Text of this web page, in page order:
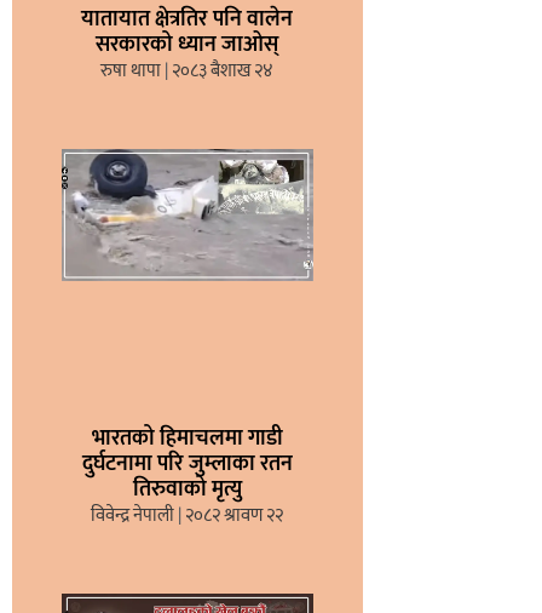
यातायात क्षेत्रतिर पनि वालेन
सरकारको ध्यान जाओस्
रुषा थापा २०८३ बैशाख २४
भारतको हिमाचलमा गाडी
दुर्घटनामा परि जुम्लाका रतन
तिरुवाको मृत्यु
विवेन्द्र नेपाली २०८२ श्रावण २२